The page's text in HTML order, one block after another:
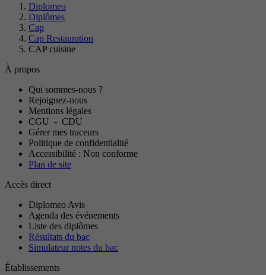
Diplomeo
Diplômes
Cap
Cap Restauration
CAP cuisine
À propos
Qui sommes-nous ?
Rejoignez-nous
Mentions légales
CGU - CDU
Gérer mes traceurs
Politique de confidentialité
Accessibilité : Non conforme
Plan de site
Accès direct
Diplomeo Avis
Agenda des événements
Liste des diplômes
Résultats du bac
Simulateur notes du bac
Établissements